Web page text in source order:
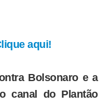
aqui!
Bolsonaro e a
canal do Plantão